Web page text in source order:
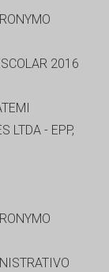
2016
LTDA - EPP,